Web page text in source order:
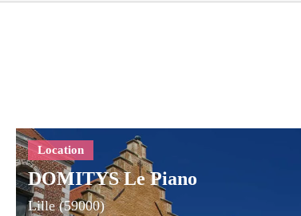
DOMITYS Le Piano
Lille (59000)